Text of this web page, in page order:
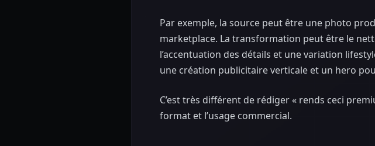
Par exemple, la source peut être une photo
marketplace. La transformation peut être le
l’accentuation des détails et une variation
une création publicitaire verticale et un hero
C’est très différent de rédiger « rends ceci
format et l’usage commercial.